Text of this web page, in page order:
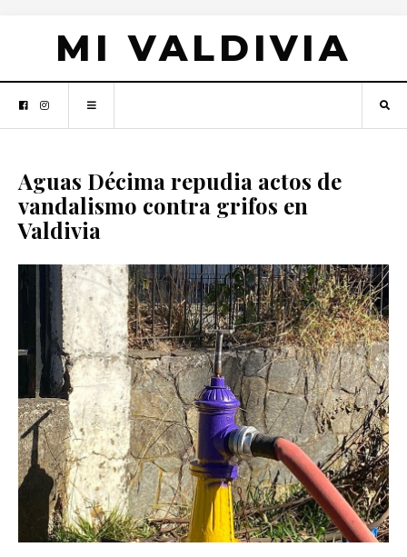
MI VALDIVIA
Aguas Décima repudia actos de
vandalismo contra grifos en
Valdivia